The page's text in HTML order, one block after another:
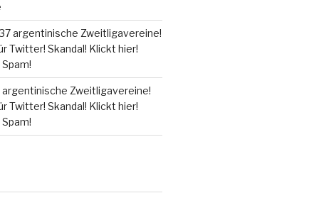
argentinische Zweitligavereine!
Twitter! Skandal! Klickt hier!
argentinische Zweitligavereine!
Twitter! Skandal! Klickt hier!